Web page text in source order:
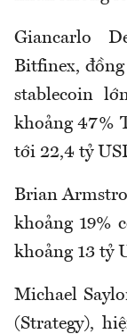
Giancarlo
Bitfinex,
stablecoin
khoảng 47%
tới 22,4 tỷ
Brian
khoảng 19%
khoảng 13 tỷ
Michael
(Strategy),